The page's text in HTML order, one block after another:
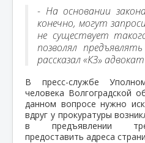
- На основании
конечно, могут
не существует
позволял
рассказал «КЗ»
В пресс-службе
человека Волгоградской
данном вопросе нужно
вдруг у прокуратуры
в предъявлении
предоставить адреса